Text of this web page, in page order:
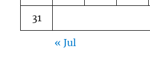
31
« Jul